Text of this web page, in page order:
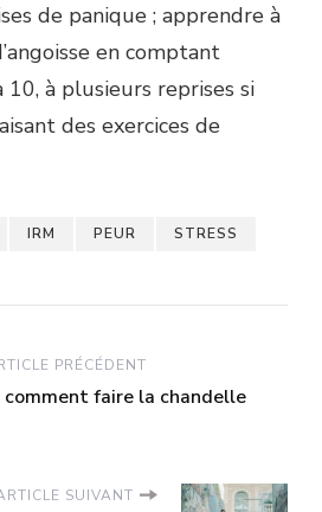
de panique ; apprendre à
en comptant
10, à plusieurs reprises si
des exercices de
IRM PEUR STRESS
PRÉCÉDENT
comment faire la chandelle
SUIVANT